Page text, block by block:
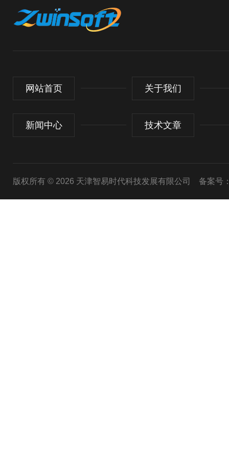
网站首页 关于我们
新闻中心 技术文章
版权所有 © 2026 天津智易时代科技发展有限公司 备案号